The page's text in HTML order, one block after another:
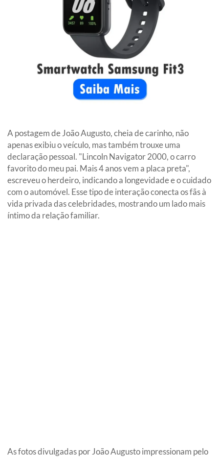
A postagem de João Augusto, cheia de carinho, não
apenas exibiu o veículo, mas também trouxe uma
declaração pessoal. "Lincoln Navigator 2000, o carro
favorito do meu pai. Mais 4 anos vem a placa preta",
escreveu o herdeiro, indicando a longevidade e o cuidado
com o automóvel. Esse tipo de interação conecta os fãs à
vida privada das celebridades, mostrando um lado mais
íntimo da relação familiar.
As fotos divulgadas por João Augusto impressionam pelo